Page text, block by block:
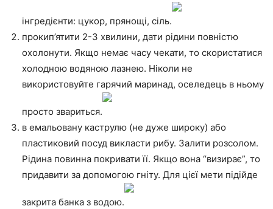
інгредієнти: цукор, прянощі, сіль.
прокип’ятити 2-3 хвилини, дати рідини повністю
охолонути. Якщо немає часу чекати, то скористатися
холодною водяною лазнею. Ніколи не
використовуйте гарячий маринад, оселедець в ньому
просто звариться.
в емальовану каструлю (не дуже широку) або
пластиковий посуд викласти рибу. Залити розсолом.
Рідина повинна покривати її. Якщо вона “визирає”, то
придавити за допомогою гніту. Для цієї мети підійде
закрита банка з водою.